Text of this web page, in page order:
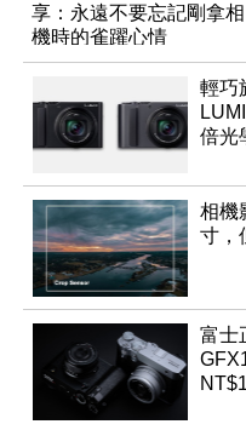
享：永遠不要忘記剛拿相
機時的雀躍心情
輕巧
倍光
相機
寸，
富士